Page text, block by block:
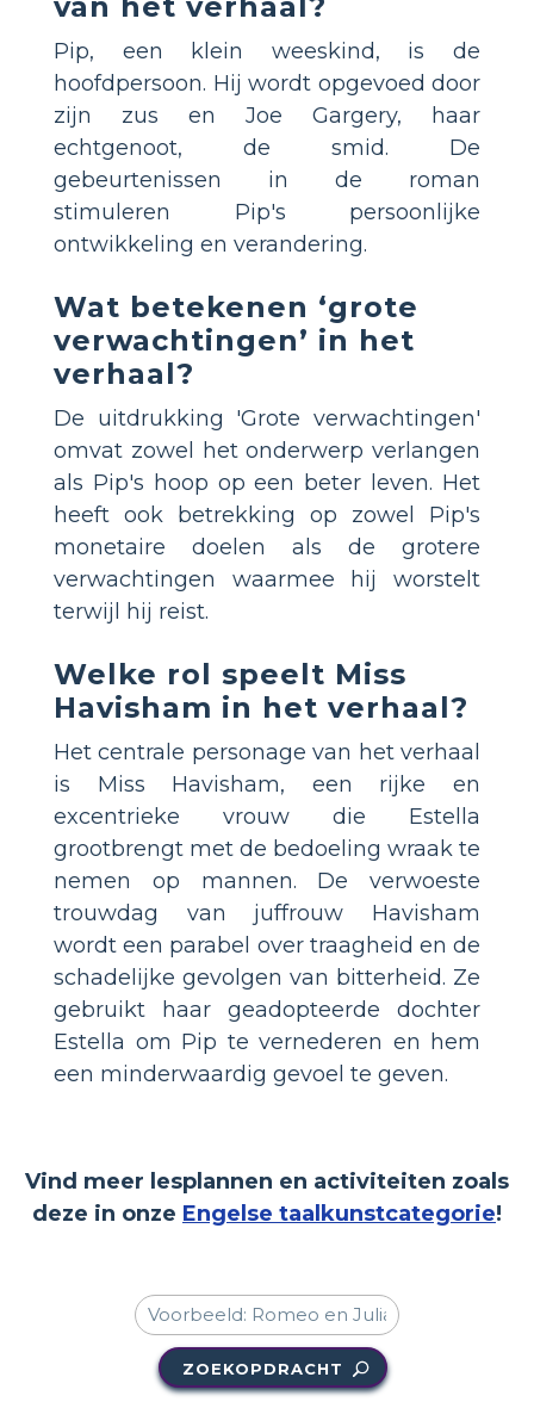
Pip, een klein weeskind, is de
hoofdpersoon. Hij wordt opgevoed door
zijn zus en Joe Gargery, haar
echtgenoot, de smid. De
gebeurtenissen in de roman
stimuleren Pip's persoonlijke
ontwikkeling en verandering.
Wat betekenen ‘grote
verwachtingen’ in het
verhaal?
De uitdrukking 'Grote verwachtingen'
omvat zowel het onderwerp verlangen
als Pip's hoop op een beter leven. Het
heeft ook betrekking op zowel Pip's
monetaire doelen als de grotere
verwachtingen waarmee hij worstelt
terwijl hij reist.
Welke rol speelt Miss
Havisham in het verhaal?
Het centrale personage van het verhaal
is Miss Havisham, een rijke en
excentrieke vrouw die Estella
grootbrengt met de bedoeling wraak te
nemen op mannen. De verwoeste
trouwdag van juffrouw Havisham
wordt een parabel over traagheid en de
schadelijke gevolgen van bitterheid. Ze
gebruikt haar geadopteerde dochter
Estella om Pip te vernederen en hem
een ​​minderwaardig gevoel te geven.
Vind meer lesplannen en activiteiten zoals
deze in onze Engelse taalkunstcategorie!
ZOEKOPDRACHT